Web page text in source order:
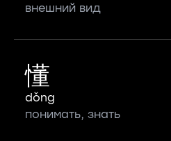
внешний вид
懂
dǒng
понимать, знать